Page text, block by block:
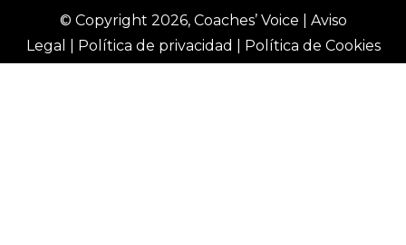
© Copyright 2026, Coaches’ Voice | Aviso
Legal
Política de privacidad
Política de Cookies